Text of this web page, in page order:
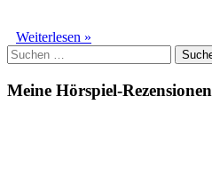
Weiterlesen »
(25)
Die
Suchen
nach:
Meine Hörspiel-Rezensionen